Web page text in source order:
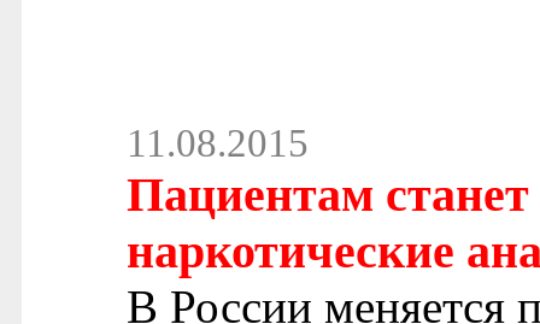
11.08.2015
Пациентам
наркотические
В России меняется